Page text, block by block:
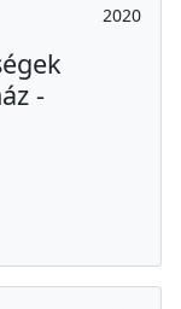
2020
-